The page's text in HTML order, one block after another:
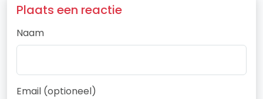
Plaats een reactie
Naam
Email (optioneel)